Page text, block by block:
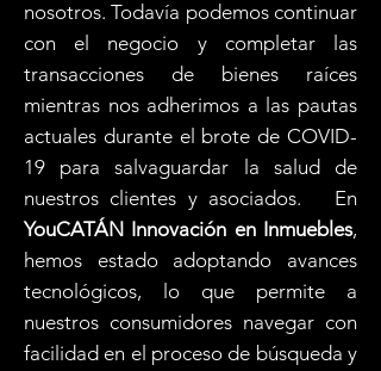
nosotros. Todavía podemos continuar
con el negocio y completar las
transacciones de bienes raíces
mientras nos adherimos a las pautas
actuales durante el brote de COVID-
19 para salvaguardar la salud de
nuestros clientes y asociados. En
YouCATÁN Innovación en Inmuebles,
hemos estado adoptando avances
tecnológicos, lo que permite a
nuestros consumidores navegar con
facilidad en el proceso de búsqueda y